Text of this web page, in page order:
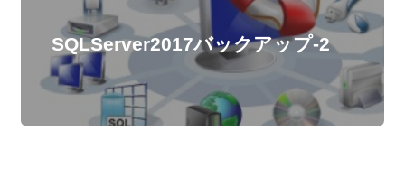
SQLServer2017バックアップ-2